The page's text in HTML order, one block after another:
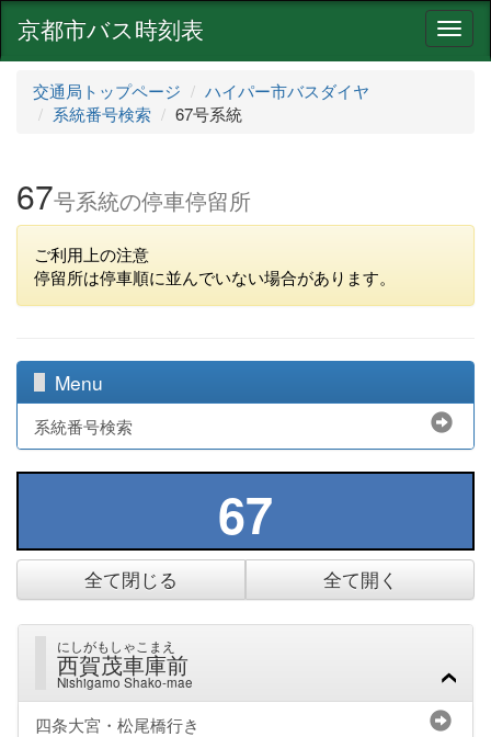
ナ
ビ
京都市バス時刻表
交通局トップページ
ハイパー市バスダイヤ
系統番号検索
67号系統
67号系統の停車停留所
ご利用上の注意
停留所は停車順に並んでいない場合があります。
Menu
系統番号検索
67
全て閉じる 全て開く
にしがもしゃこまえ
西賀茂車庫前
Nishigamo Shako-mae
四条大宮・松尾橋行き